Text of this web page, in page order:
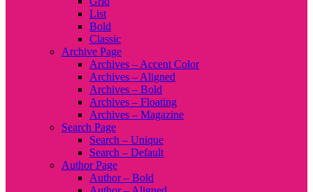
List
Bold
Classic
Archive Page
Archives – Accent Color
Archives – Aligned
Archives – Bold
Archives – Floating
Archives – Magazine
Search Page
Search – Unique
Search – Default
Author Page
Author – Bold